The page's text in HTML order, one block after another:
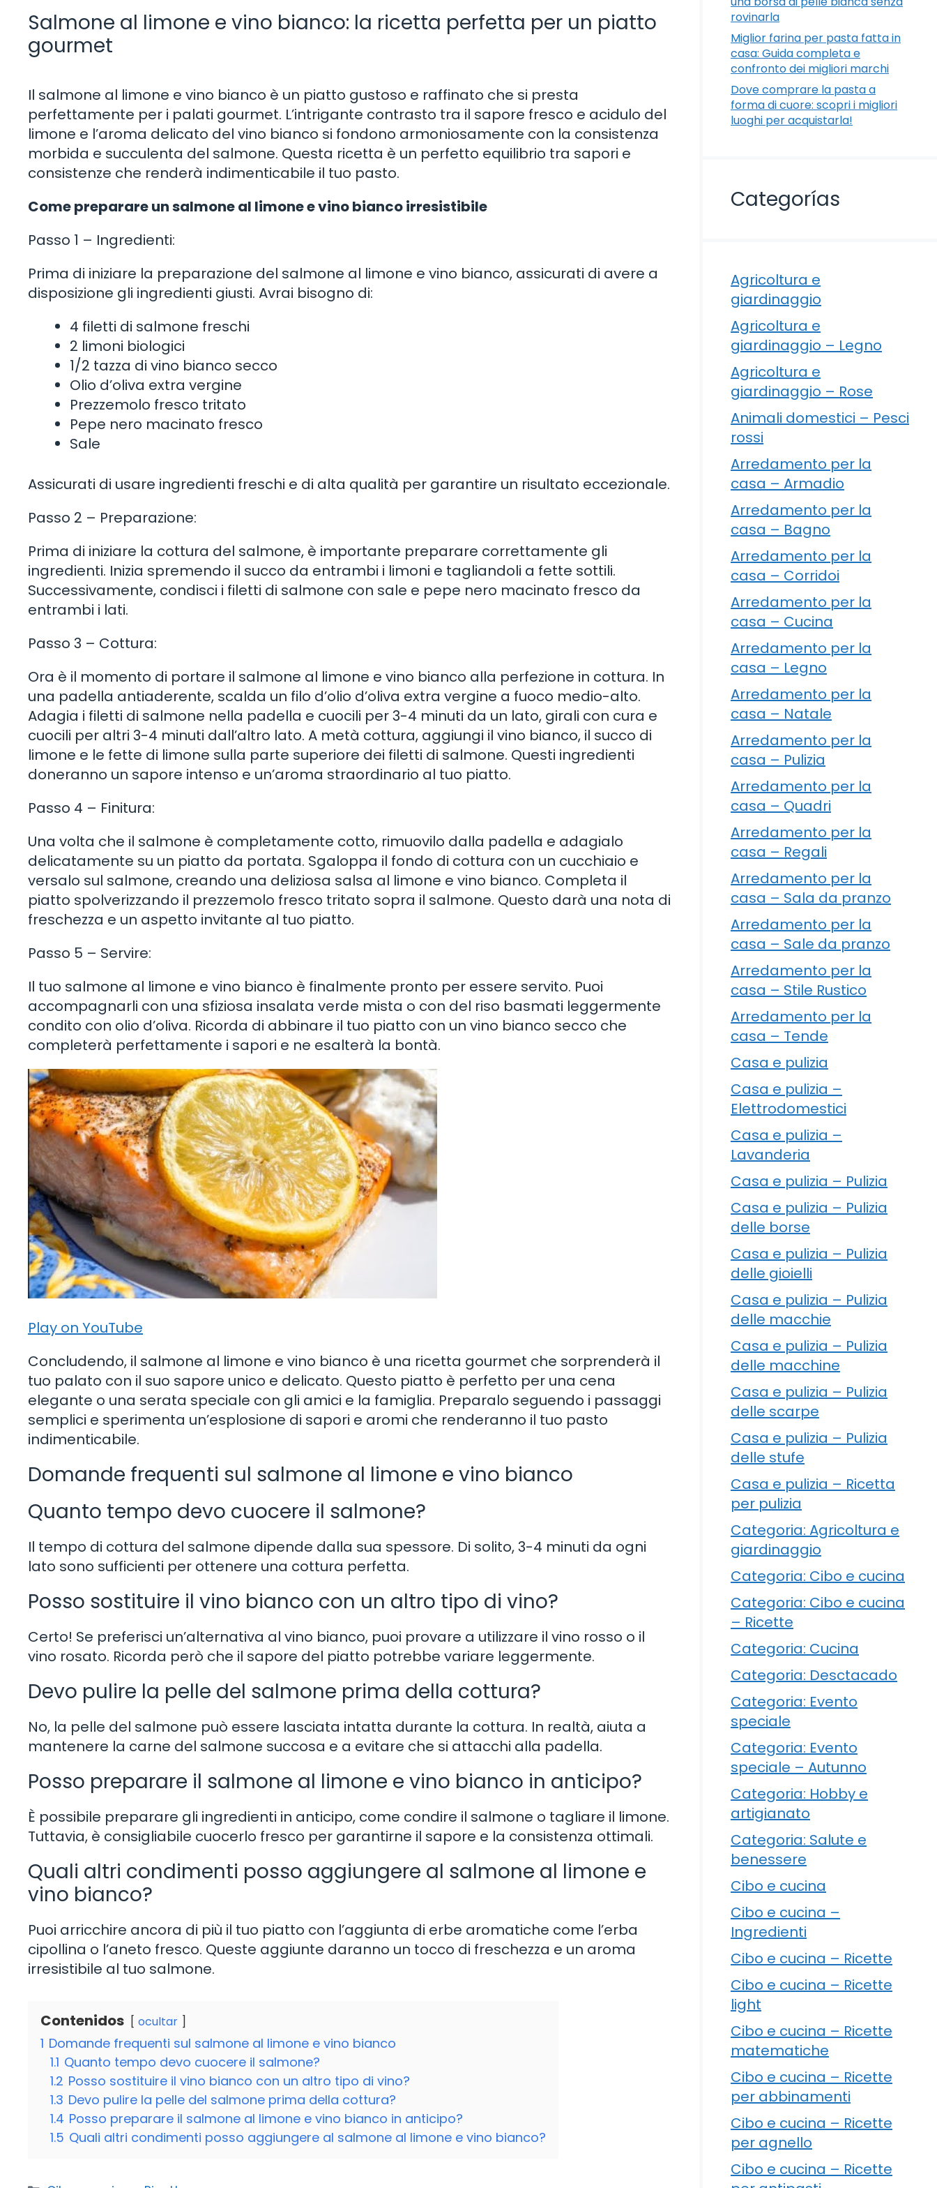
Salmone al limone e vino bianco: la ricetta perfetta per un piatto
gourmet
Il salmone al limone e vino bianco è un piatto gustoso e raffinato che si presta
perfettamente per i palati gourmet. L’intrigante contrasto tra il sapore fresco e acidulo del
limone e l’aroma delicato del vino bianco si fondono armoniosamente con la consistenza
morbida e succulenta del salmone. Questa ricetta è un perfetto equilibrio tra sapori e
consistenze che renderà indimenticabile il tuo pasto.
Come preparare un salmone al limone e vino bianco irresistibile
Passo 1 – Ingredienti:
Prima di iniziare la preparazione del salmone al limone e vino bianco, assicurati di avere a
disposizione gli ingredienti giusti. Avrai bisogno di:
4 filetti di salmone freschi
2 limoni biologici
1/2 tazza di vino bianco secco
Olio d’oliva extra vergine
Prezzemolo fresco tritato
Pepe nero macinato fresco
Sale
Assicurati di usare ingredienti freschi e di alta qualità per garantire un risultato eccezionale.
Passo 2 – Preparazione:
Prima di iniziare la cottura del salmone, è importante preparare correttamente gli
ingredienti. Inizia spremendo il succo da entrambi i limoni e tagliandoli a fette sottili.
Successivamente, condisci i filetti di salmone con sale e pepe nero macinato fresco da
entrambi i lati.
Passo 3 – Cottura:
Ora è il momento di portare il salmone al limone e vino bianco alla perfezione in cottura. In
una padella antiaderente, scalda un filo d’olio d’oliva extra vergine a fuoco medio-alto.
Adagia i filetti di salmone nella padella e cuocili per 3-4 minuti da un lato, girali con cura e
cuocili per altri 3-4 minuti dall’altro lato. A metà cottura, aggiungi il vino bianco, il succo di
limone e le fette di limone sulla parte superiore dei filetti di salmone. Questi ingredienti
doneranno un sapore intenso e un’aroma straordinario al tuo piatto.
Passo 4 – Finitura:
Una volta che il salmone è completamente cotto, rimuovilo dalla padella e adagialo
delicatamente su un piatto da portata. Sgaloppa il fondo di cottura con un cucchiaio e
versalo sul salmone, creando una deliziosa salsa al limone e vino bianco. Completa il
piatto spolverizzando il prezzemolo fresco tritato sopra il salmone. Questo darà una nota di
freschezza e un aspetto invitante al tuo piatto.
Passo 5 – Servire:
Il tuo salmone al limone e vino bianco è finalmente pronto per essere servito. Puoi
accompagnarli con una sfiziosa insalata verde mista o con del riso basmati leggermente
condito con olio d’oliva. Ricorda di abbinare il tuo piatto con un vino bianco secco che
completerà perfettamente i sapori e ne esalterà la bontà.
Play on YouTube
Concludendo, il salmone al limone e vino bianco è una ricetta gourmet che sorprenderà il
tuo palato con il suo sapore unico e delicato. Questo piatto è perfetto per una cena
elegante o una serata speciale con gli amici e la famiglia. Preparalo seguendo i passaggi
semplici e sperimenta un’esplosione di sapori e aromi che renderanno il tuo pasto
indimenticabile.
Domande frequenti sul salmone al limone e vino bianco
Quanto tempo devo cuocere il salmone?
Il tempo di cottura del salmone dipende dalla sua spessore. Di solito, 3-4 minuti da ogni
lato sono sufficienti per ottenere una cottura perfetta.
Posso sostituire il vino bianco con un altro tipo di vino?
Certo! Se preferisci un’alternativa al vino bianco, puoi provare a utilizzare il vino rosso o il
vino rosato. Ricorda però che il sapore del piatto potrebbe variare leggermente.
Devo pulire la pelle del salmone prima della cottura?
No, la pelle del salmone può essere lasciata intatta durante la cottura. In realtà, aiuta a
mantenere la carne del salmone succosa e a evitare che si attacchi alla padella.
Posso preparare il salmone al limone e vino bianco in anticipo?
È possibile preparare gli ingredienti in anticipo, come condire il salmone o tagliare il limone.
Tuttavia, è consigliabile cuocerlo fresco per garantirne il sapore e la consistenza ottimali.
Quali altri condimenti posso aggiungere al salmone al limone e
vino bianco?
Puoi arricchire ancora di più il tuo piatto con l’aggiunta di erbe aromatiche come l’erba
cipollina o l’aneto fresco. Queste aggiunte daranno un tocco di freschezza e un aroma
irresistibile al tuo salmone.
Contenidos ocultar
1 Domande frequenti sul salmone al limone e vino bianco
1.1 Quanto tempo devo cuocere il salmone?
1.2 Posso sostituire il vino bianco con un altro tipo di vino?
1.3 Devo pulire la pelle del salmone prima della cottura?
1.4 Posso preparare il salmone al limone e vino bianco in anticipo?
1.5 Quali altri condimenti posso aggiungere al salmone al limone e vino bianco?
rovinarla
Miglior farina per pasta fatta in
casa: Guida completa e
confronto dei migliori marchi
Dove comprare la pasta a
forma di cuore: scopri i migliori
luoghi per acquistarla!
Categorías
Agricoltura e
giardinaggio
Agricoltura e
giardinaggio – Legno
Agricoltura e
giardinaggio – Rose
Animali domestici – Pesci
rossi
Arredamento per la
casa – Armadio
Arredamento per la
casa – Bagno
Arredamento per la
casa – Corridoi
Arredamento per la
casa – Cucina
Arredamento per la
casa – Legno
Arredamento per la
casa – Natale
Arredamento per la
casa – Pulizia
Arredamento per la
casa – Quadri
Arredamento per la
casa – Regali
Arredamento per la
casa – Sala da pranzo
Arredamento per la
casa – Sale da pranzo
Arredamento per la
casa – Stile Rustico
Arredamento per la
casa – Tende
Casa e pulizia
Casa e pulizia –
Elettrodomestici
Casa e pulizia –
Lavanderia
Casa e pulizia – Pulizia
Casa e pulizia – Pulizia
delle borse
Casa e pulizia – Pulizia
delle gioielli
Casa e pulizia – Pulizia
delle macchie
Casa e pulizia – Pulizia
delle macchine
Casa e pulizia – Pulizia
delle scarpe
Casa e pulizia – Pulizia
delle stufe
Casa e pulizia – Ricetta
per pulizia
Categoria: Agricoltura e
giardinaggio
Categoria: Cibo e cucina
Categoria: Cibo e cucina
– Ricette
Categoria: Cucina
Categoria: Desctacado
Categoria: Evento
speciale
Categoria: Evento
speciale – Autunno
Categoria: Hobby e
artigianato
Categoria: Salute e
benessere
Cibo e cucina
Cibo e cucina –
Ingredienti
Cibo e cucina – Ricette
Cibo e cucina – Ricette
light
Cibo e cucina – Ricette
matematiche
Cibo e cucina – Ricette
per abbinamenti
Cibo e cucina – Ricette
per agnello
Cibo e cucina – Ricette